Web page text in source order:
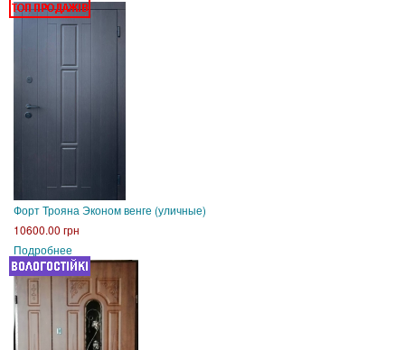
Форт Трояна Эконом венге (уличные)
10600.00 грн
Подробнее